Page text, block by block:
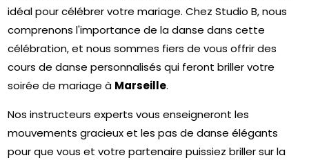
idéal pour célébrer votre mariage. Chez Studio B, nous
comprenons l'importance de la danse dans cette
célébration, et nous sommes fiers de vous offrir des
cours de danse personnalisés qui feront briller votre
soirée de mariage à Marseille.
Nos instructeurs experts vous enseigneront les
mouvements gracieux et les pas de danse élégants
pour que vous et votre partenaire puissiez briller sur la